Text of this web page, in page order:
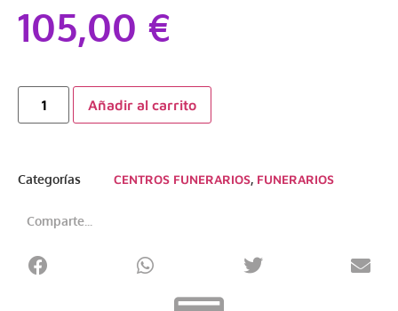
105,00 €
Añadir al carrito
Categorías CENTROS FUNERARIOS, FUNERARIOS
Comparte...